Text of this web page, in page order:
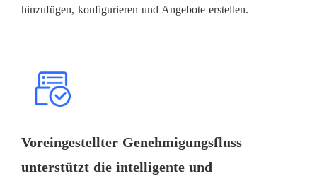
hinzufügen, konfigurieren und Angebote erstellen.
Voreingestellter Genehmigungsfluss
unterstützt die intelligente und